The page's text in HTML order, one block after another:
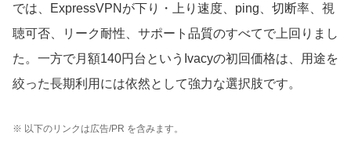
では、ExpressVPNが下り・上り速度、ping、切断率、視
聴可否、リーク耐性、サポート品質のすべてで上回りまし
た。一方で月額140円台というIvacyの初回価格は、用途を
絞った長期利用には依然として強力な選択肢です。
※ 以下のリンクは広告/PR を含みます。